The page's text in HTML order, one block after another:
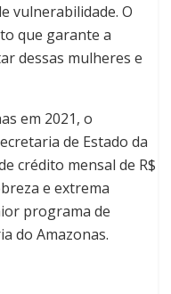
vulnerabilidade. O
que garante a
dessas mulheres e
em 2021, o
de Estado da
crédito mensal de R$
e extrema
programa de
do Amazonas.